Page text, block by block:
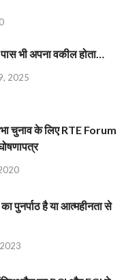
भी अपना वकील होता…
2025
चुनाव के लिए RTE Forum
पुनर्पाठ है या आत्महीनता से